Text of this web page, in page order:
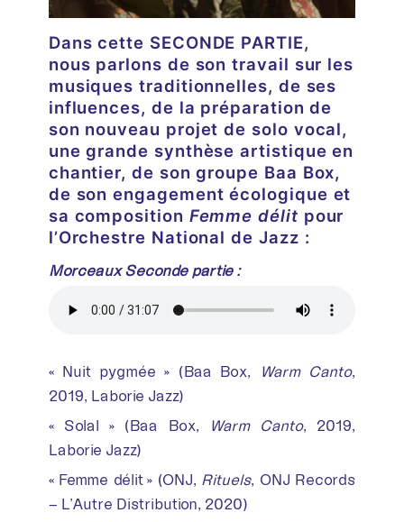
Dans cette SECONDE PARTIE,
nous parlons de son travail sur les
musiques traditionnelles, de ses
influences, de la préparation de
son nouveau projet de solo vocal,
une grande synthèse artistique en
chantier, de son groupe Baa Box,
de son engagement écologique et
sa composition Femme délit pour
l’Orchestre National de Jazz :
Morceaux Seconde partie :
« Nuit pygmée » (Baa Box, Warm Canto,
2019, Laborie Jazz)
« Solal » (Baa Box,
Warm Canto, 2019,
Laborie Jazz)
« Femme délit » (ONJ, Rituels, ONJ Records
– L’Autre Distribution, 2020)